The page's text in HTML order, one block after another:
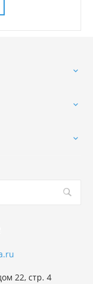
22, стр. 4